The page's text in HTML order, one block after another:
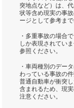
突地点など）は、
状等含め現実の事
ージとして参考ま
・多重事故の場合
しか表現されてい
参照ください。
・車両種別のデー
わっている事故の
普通自動車が衝突
含まれるため、現
注意ください。